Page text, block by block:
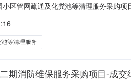
小区管网疏通及化粪池等清理服务采购
陆佰元整（￥：76600.00元）四、主要
1个工作日六
等清理服务
期消防维保服务采购项目-成交